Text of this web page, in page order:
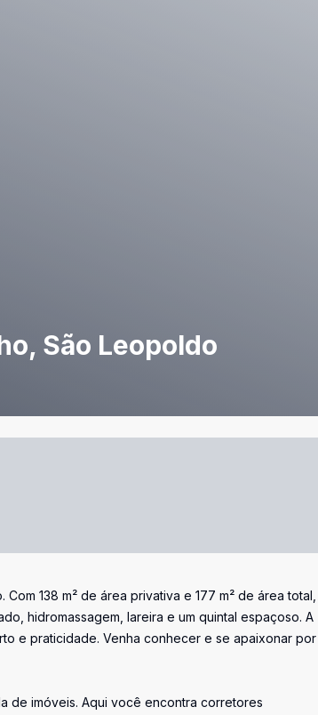
São Leopoldo
138 m² de área privativa e 177 m² de área
hidromassagem, lareira e um quintal espaçoso. A
e praticidade. Venha conhecer e se apaixonar
de imóveis. Aqui você encontra corretores